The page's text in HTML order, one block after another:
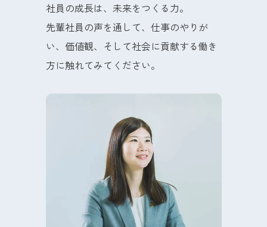
社員の成長は、未来をつくる力。
先輩社員の声を通して、仕事のやりが
い、価値観、そして社会に貢献する働き
方に触れてみてください。